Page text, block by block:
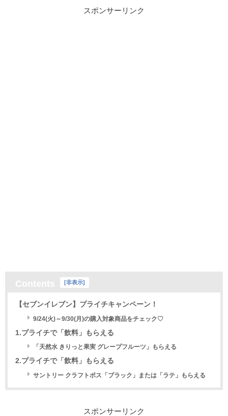
スポンサーリンク
非表示
【セブンイレブン】プライチキャンペーン！
9/24(火)～9/30(月)の購入対象商品をチェック♡
1.プライチで「飲料」もらえる
「天然水 きりっと果実 グレープフルーツ」もらえる
2.プライチで「飲料」もらえる
サントリー クラフトボス「ブラック」または「ラテ」もらえる
スポンサーリンク